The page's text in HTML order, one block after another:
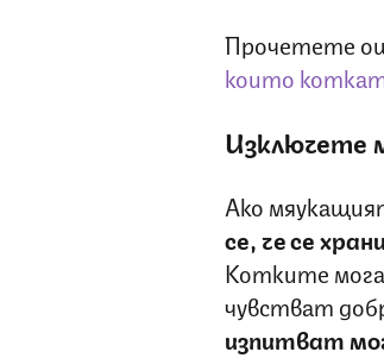
Прочетете
които
Изключете
Ако
се, че се
Котките
чувстват
изпитват